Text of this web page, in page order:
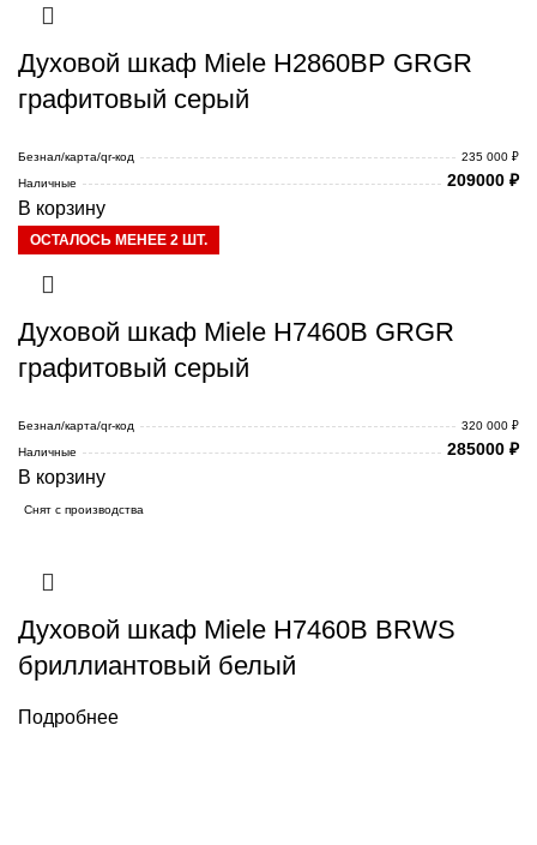
Духовой шкаф Miele H2860BP GRGR
графитовый серый
Безнал/карта/qr-код
235 000 ₽
Наличные
209000 ₽
В корзину
ОСТАЛОСЬ МЕНЕЕ 2 ШТ.
Духовой шкаф Miele H7460B GRGR
графитовый серый
Безнал/карта/qr-код
320 000 ₽
Наличные
285000 ₽
В корзину
Снят с производства
Духовой шкаф Miele H7460B BRWS
бриллиантовый белый
Подробнее